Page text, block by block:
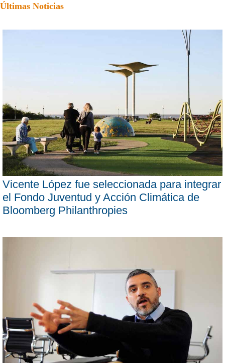
Últimas Noticias
Vicente López fue seleccionada para integrar
el Fondo Juventud y Acción Climática de
Bloomberg Philanthropies